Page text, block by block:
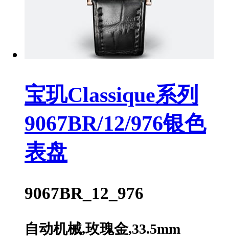
宝玑Classique系列
9067BR/12/976银色
表盘
9067BR_12_976
自动机械,玫瑰金,33.5mm